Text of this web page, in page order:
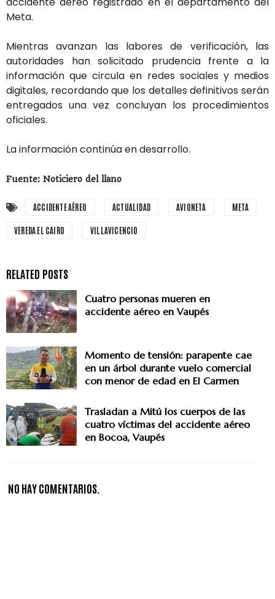
Meta.
Mientras avanzan las labores de verificación, las
autoridades han solicitado prudencia frente a la
información que circula en redes sociales y medios
digitales, recordando que los detalles definitivos serán
entregados una vez concluyan los procedimientos
oficiales.
La información continúa en desarrollo.
Fuente: Noticiero del llano
ACCIDENTE AÉREO ACTUALIDAD AVIONETA META
VEREDA EL CAIRO VILLAVICENCIO
Cuatro personas mueren en
accidente aéreo en Vaupés
Momento de tensión: parapente cae
en un árbol durante vuelo comercial
con menor de edad en El Carmen
Trasladan a Mitú los cuerpos de las
cuatro víctimas del accidente aéreo
en Bocoa, Vaupés
NO HAY COMENTARIOS.